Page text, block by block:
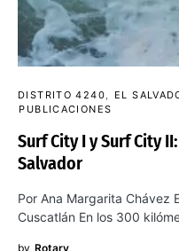
DISTRITO 4240 EL
PUBLICACIONES
Surf City I y Surf City
Salvador
Por Ana Margarita Chávez
Cuscatlán En los 300
by Rotary